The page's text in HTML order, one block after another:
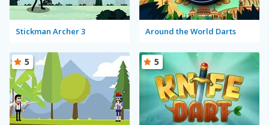
Stickman Archer 3 Around the World Darts
5 5